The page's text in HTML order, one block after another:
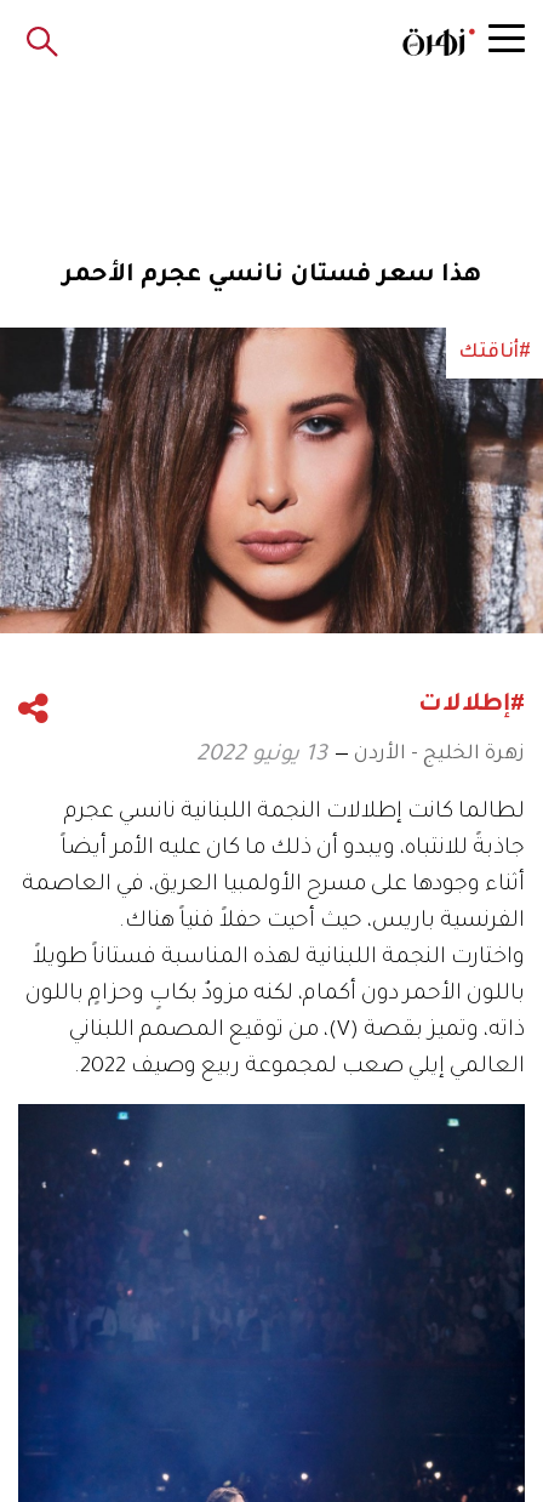
هذا سعر فستان نانسي عجرم الأحمر
#أناقتك
#إطلالات
زهرة الخليج - الأردن 13 يونيو 2022
لطالما كانت إطلالات النجمة اللبنانية نانسي عجرم
جاذبةً للانتباه، ويبدو أن ذلك ما كان عليه الأمر أيضاً
أثناء وجودها على مسرح الأولمبيا العريق، في العاصمة
الفرنسية باريس، حيث أحيت حفلاً فنياً هناك.
واختارت النجمة اللبنانية لهذه المناسبة فستاناً طويلاً
باللون الأحمر دون أكمام، لكنه مزودٌ بكابٍ وحزامٍ باللون
ذاته، وتميز بقصة (V)، من توقيع المصمم اللبناني
العالمي إيلي صعب لمجموعة ربيع وصيف 2022.